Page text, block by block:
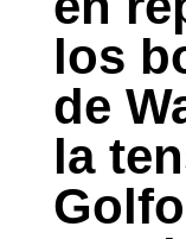
los
de
la